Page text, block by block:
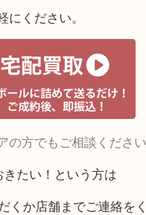
ください。
の方でもご相談ください
たい！という方は
くか店舗までご連絡をく